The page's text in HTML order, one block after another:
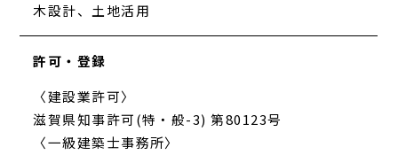
木設計、土地活用
許可・登録
〈建設業許可〉
滋賀県知事許可(特・般-3) 第80123号
〈一級建築士事務所〉